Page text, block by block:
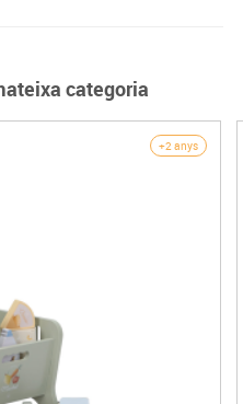
categoria
+2 anys